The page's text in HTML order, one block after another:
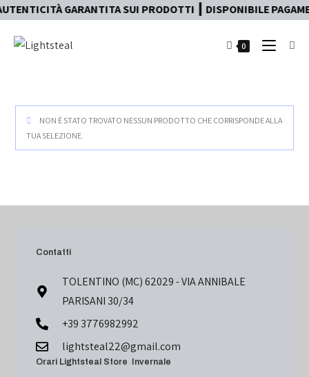
GARANTITA SUI PRODOTTI ┃ DISPONIBILE
0
NON È STATO TROVATO NESSUN PRODOTTO CHE CORRISPONDE ALLA
TUA SELEZIONE.
Contatti
TOLENTINO (MC) 62029 - VIA ANNIBALE
PARISANI 30/34
+39 3776982992
lightsteal22@gmail.com
Orari Lightsteal Store Invernale